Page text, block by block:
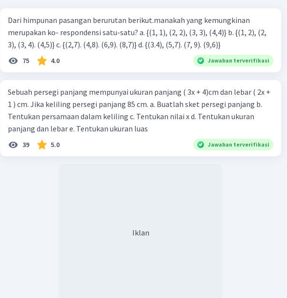
1280. Kedua jawaban adalah benar dan proses pemecahannya juga
konsisten.
Beri Rating
Dari himpunan pasangan berurutan berikut.manakah yang kemungkinan
merupakan ko- respondensi satu-satu? a. {(1, 1), (2, 2), (3, 3), (4,4)} b. {(1, 2), (2,
3), (3, 4). (4,5)} c. {(2,7). (4,8). (6,9). (8,7)} d. {(3.4), (5,7). (7, 9). (9,6)}
75 4.0 Jawaban terverifikasi
Sebuah persegi panjang mempunyai ukuran panjang ( 3x + 4)cm dan lebar ( 2x +
1 ) cm. Jika keliling persegi panjang 85 cm. a. Buatlah sket persegi panjang b.
Tentukan persamaan dalam keliling c. Tentukan nilai x d. Tentukan ukuran
panjang dan lebar e. Tentukan ukuran luas
39 5.0 Jawaban terverifikasi
Iklan